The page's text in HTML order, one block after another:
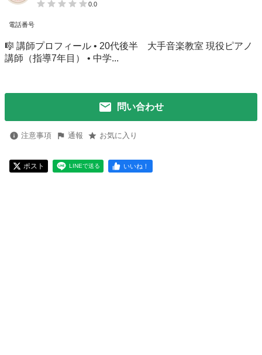
0.0
電話番号
🎼 講師プロフィール • 20代後半 大手音楽教室 現役ピアノ
講師（指導7年目） • 中学...
問い合わせ
注意事項 通報 お気に入り
ポスト LINEで送る いいね！